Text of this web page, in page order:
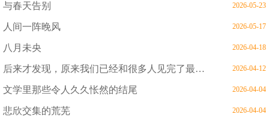
与春天告别 2026-05-23
人间一阵晚风 2026-05-17
八月未央 2026-04-18
后来才发现，原来我们已经和很多人见完了最后一面 2026-04-12
文学里那些令人久久怅然的结尾 2026-04-04
悲欣交集的荒芜 2026-04-04